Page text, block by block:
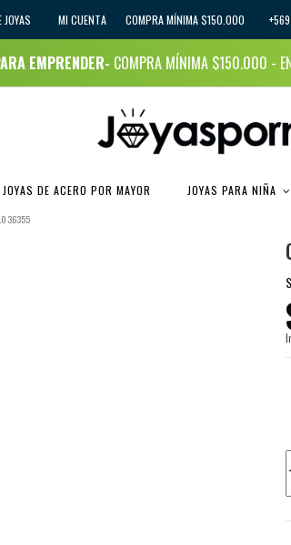
MI CUENTACOMPRA MÍNIMA $150.000 +569
EMPRENDER- COMPRA MÍNIMA $150.000 -
JOYAS DE ACERO POR MAYOR JOYAS PARA NIÑA
36355